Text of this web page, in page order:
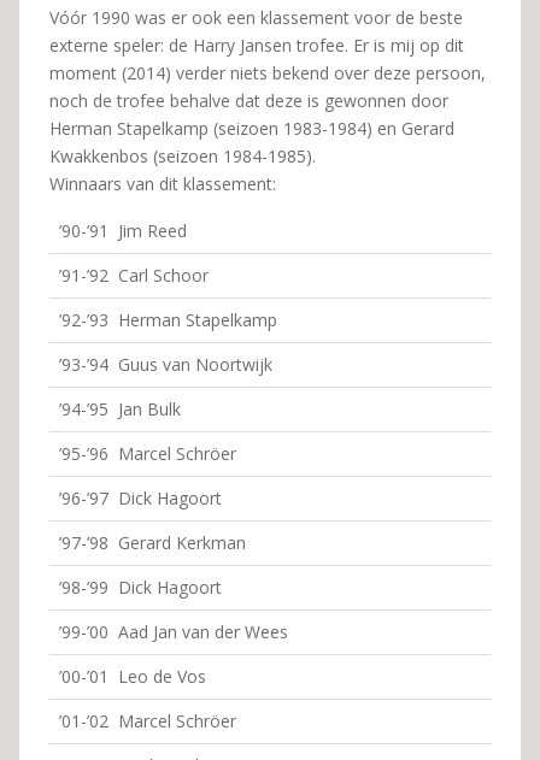
Vóór 1990 was er ook een klassement voor de beste
externe speler: de Harry Jansen trofee. Er is mij op dit
moment (2014) verder niets bekend over deze persoon,
noch de trofee behalve dat deze is gewonnen door
Herman Stapelkamp (seizoen 1983-1984) en Gerard
Kwakkenbos (seizoen 1984-1985).
Winnaars van dit klassement:
’90-’91 Jim Reed
’91-’92 Carl Schoor
’92-’93 Herman Stapelkamp
’93-’94 Guus van Noortwijk
’94-’95 Jan Bulk
’95-’96 Marcel Schröer
’96-’97 Dick Hagoort
’97-’98 Gerard Kerkman
’98-’99 Dick Hagoort
’99-’00 Aad Jan van der Wees
’00-’01 Leo de Vos
’01-’02 Marcel Schröer